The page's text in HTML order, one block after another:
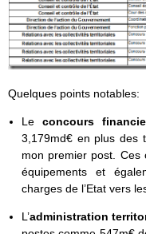
Quelques points notables:
Le concours
3,179md€ en plus des
mon premier post. Ces
équipements et
charges de l’Etat vers
L’administration